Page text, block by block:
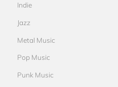
Indie
Jazz
Metal Music
Pop Music
Punk Music